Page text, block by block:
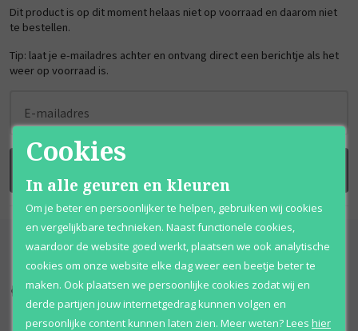
Dit product is op dit moment helaas niet op voorraad en daarom niet
te bestellen.
Tip: laat je e-mailadres achter en ontvang direct een berichtje als het
weer op voorraad is.
E-mailadres
Kortingen tot wel 70% Al 12 jaar voordelig
100% originele parfums Afhalen mogelijk
Cookies
In alle geuren en kleuren
Om je beter en persoonlijker te helpen, gebruiken wij cookies
en vergelijkbare technieken. Naast functionele cookies,
waardoor de website goed werkt, plaatsen we ook analytische
cookies om onze website elke dag weer een beetje beter te
maken. Ook plaatsen we persoonlijke cookies zodat wij en
derde partijen jouw internetgedrag kunnen volgen en
persoonlijke content kunnen laten zien. Meer weten?Lees hier